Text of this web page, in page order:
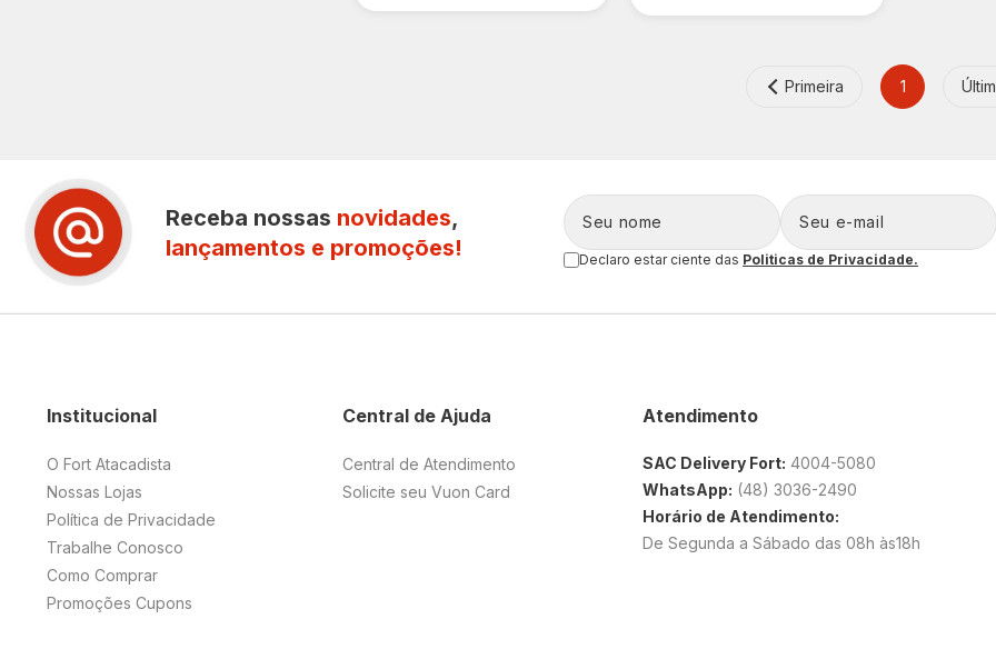
Primeira 1
Receba nossas novidades,
lançamentos e promoções!
Declaro estar ciente das Politicas de Privacidade.
Central de Ajuda
Central de Atendimento
Solicite seu Vuon Card
Institucional
O Fort Atacadista
Nossas Lojas
Política de Privacidade
Trabalhe Conosco
Como Comprar
Promoções Cupons
Atendimento
SAC Delivery Fort: 4004-5080
WhatsApp: (48) 3036-2490
Horário de Atendimento:
De Segunda a Sábado das 08h às18h